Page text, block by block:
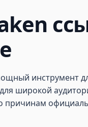
инструмент
широкой